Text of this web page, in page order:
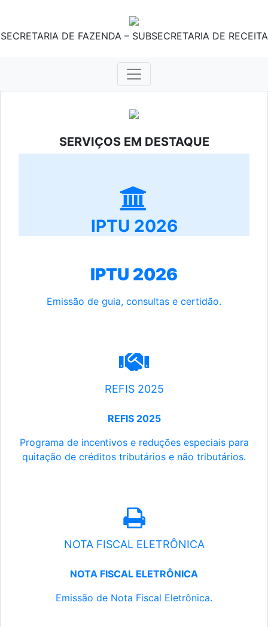
SECRETARIA DE FAZENDA – SUBSECRETARIA DE RECEITA
SERVIÇOS EM DESTAQUE
IPTU 2026
IPTU 2026
Emissão de guia, consultas e certidão.
REFIS 2025
REFIS 2025
Programa de incentivos e reduções especiais para
quitação de créditos tributários e não tributários.
NOTA FISCAL ELETRÔNICA
NOTA FISCAL ELETRÔNICA
Emissão de Nota Fiscal Eletrônica.